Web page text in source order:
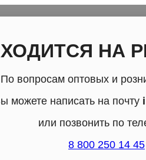
НА
По вопросам оптовых и
можете написать на почту
или позвонить по
8 800 250 14 45